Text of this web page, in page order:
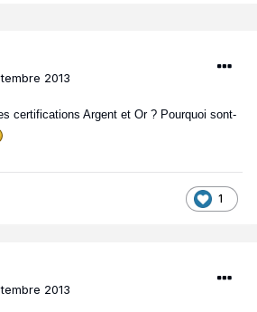
2013
certifications Argent et Or ? Pourquoi sont-
1
2013